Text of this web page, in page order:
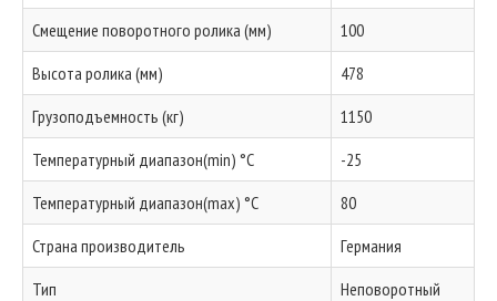
Смещение поворотного ролика (мм)
100
Высота ролика (мм)
478
Грузоподъемность (кг)
1150
Температурный диапазон(min) °C
-25
Температурный диапазон(max) °C
80
Страна производитель
Германия
Тип
Неповоротный